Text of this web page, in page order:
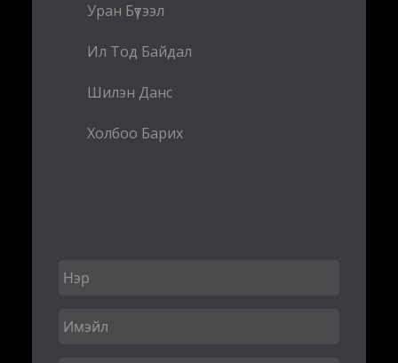
Уран Бүтээл
Ил Тод Байдал
Шилэн Данс
Холбоо Барих